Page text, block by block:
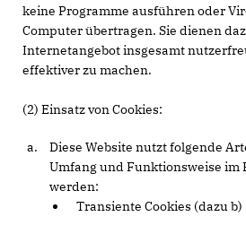
keine Programme ausführen oder
Computer übertragen. Sie dienen
Internetangebot insgesamt
effektiver zu machen.
(2) Einsatz von Cookies:
Diese Website nutzt folgende
Umfang und Funktionsweise im
werden:
Transiente Cookies (dazu b)